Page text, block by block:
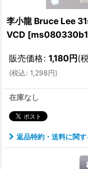
李小龍 Bruce Lee
VCD [ms080330b1
販売価格: 1,180円(
(税込: 1,298円)
在庫なし
返品特約・送料に関